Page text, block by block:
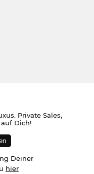
Private Sales,
Dich!
Deiner
hier